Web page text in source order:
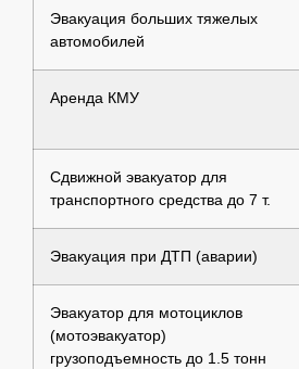
Эвакуация больших тяжелых
автомобилей
Аренда КМУ
Сдвижной эвакуатор для
транспортного средства до 7 т.
Эвакуация при ДТП (аварии)
Эвакуатор для мотоциклов
(мотоэвакуатор)
грузоподъемность до 1.5 тонн